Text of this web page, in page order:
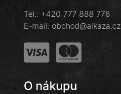
Tel.: +420 777 888 776
E-mail: obchod@alkaza.cz
O nákupu